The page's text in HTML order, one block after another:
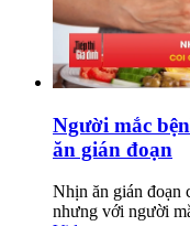
Người mắc
ăn gián đoạn
Nhịn ăn gián đoạn
nhưng với người